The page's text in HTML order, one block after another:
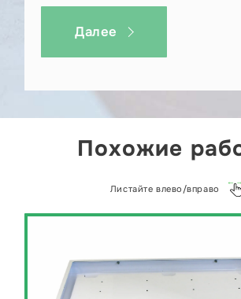
Далее
Похожие
Листайте влево/вправо